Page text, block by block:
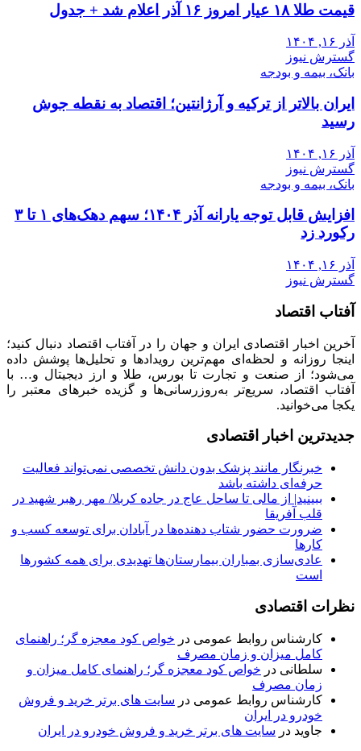
قیمت طلا ۱۸ عیار امروز ۱۶ آذر اعلام شد + جدول
آذر ۱۶, ۱۴۰۴
گسترش نیوز
بانک، بیمه و بودجه
ایران بالاتر از ترکیه و آرژانتین؛ اقتصاد به نقطه جوش
رسید
آذر ۱۶, ۱۴۰۴
گسترش نیوز
بانک، بیمه و بودجه
افزایش قابل توجه یارانه آذر ۱۴۰۴؛ سهم دهک‌های ۱ تا ۳
رکورد زد
آذر ۱۶, ۱۴۰۴
گسترش نیوز
آفتاب اقتصاد
آخرین اخبار اقتصادی ایران و جهان را در آفتاب اقتصاد دنبال کنید؛
اینجا روزانه و لحظه‌ای مهم‌ترین رویدادها و تحلیل‌ها پوشش داده
می‌شود؛ از صنعت و تجارت تا بورس، طلا و ارز دیجیتال و… با
آفتاب اقتصاد، سریع‌تر به‌روزرسانی‌ها و گزیده خبرهای معتبر را
یکجا می‌خوانید.
جدیدترین اخبار اقتصادی
خبرنگار مانند پزشک بدون دانش تخصصی نمی‌تواند فعالیت
حرفه‌ای داشته باشد
ببینید| از مالی تا ساحل عاج در جاده کربلا/ مهر رهبر شهید در
قلب آفریقا
ضرورت حضور شتاب ‌دهنده‌ها در آبادان برای توسعه کسب‌ و
کارها
عادی‌سازی بمباران بیمارستان‌ها تهدیدی برای همه کشورها
است
نظرات اقتصادی
کارشناس روابط عمومی در خواص کود معجزه گر؛ راهنمای
کامل میزان و زمان مصرف
سلطانی در خواص کود معجزه گر؛ راهنمای کامل میزان و
زمان مصرف
کارشناس روابط عمومی در سایت های برتر خرید و فروش
خودرو در ایران
جاوید در سایت های برتر خرید و فروش خودرو در ایران